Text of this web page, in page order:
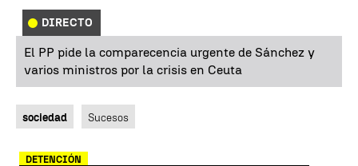
DIRECTO
El PP pide la comparecencia urgente de Sánchez y
varios ministros por la crisis en Ceuta
sociedad Sucesos
DETENCIÓN